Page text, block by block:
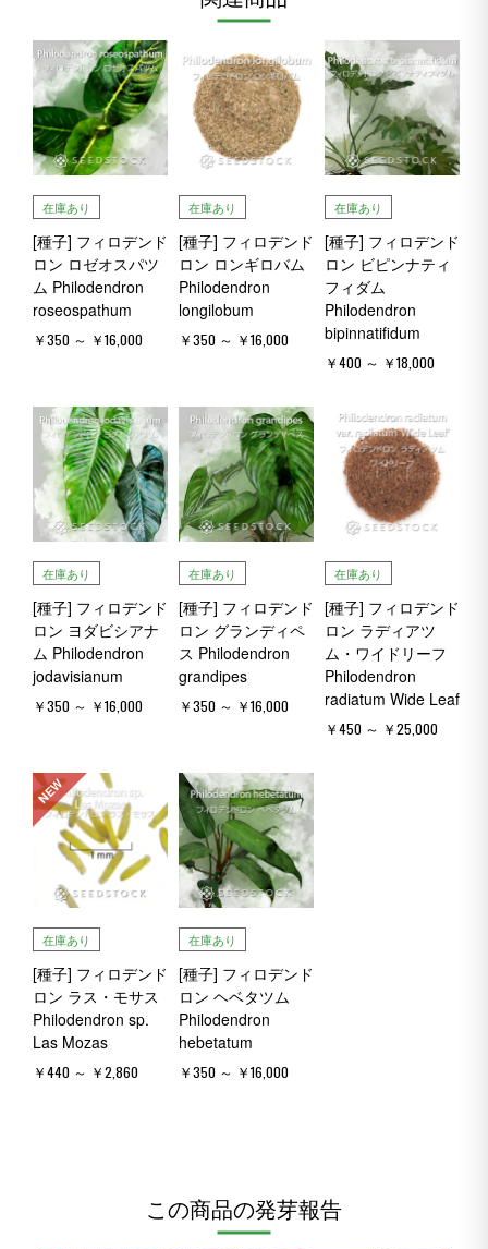
在庫あり
[種子] フィロデンド
ロン ロゼオスパツ
ム Philodendron
roseospathum
￥350 ～ ￥16,000
在庫あり
[種子] フィロデンド
ロン ロンギロバム
Philodendron
longilobum
￥350 ～ ￥16,000
在庫あり
[種子] フィロデンド
ロン ビピンナティ
フィダム
Philodendron
bipinnatifidum
￥400 ～ ￥18,000
在庫あり
[種子] フィロデンド
ロン ヨダビシアナ
ム Philodendron
jodavisianum
￥350 ～ ￥16,000
在庫あり
[種子] フィロデンド
ロン グランディペ
ス Philodendron
grandipes
￥350 ～ ￥16,000
在庫あり
[種子] フィロデンド
ロン ラディアツ
ム・ワイドリーフ
Philodendron
radiatum Wide Leaf
￥450 ～ ￥25,000
NEW
在庫あり
[種子] フィロデンド
ロン ラス・モサス
Philodendron sp.
Las Mozas
￥440 ～ ￥2,860
在庫あり
[種子] フィロデンド
ロン ヘベタツム
Philodendron
hebetatum
￥350 ～ ￥16,000
この商品の発芽報告